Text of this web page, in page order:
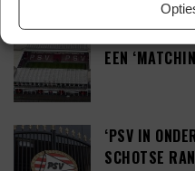
PSV LAAT
EEN
‘PSV IN
SCHOTSE